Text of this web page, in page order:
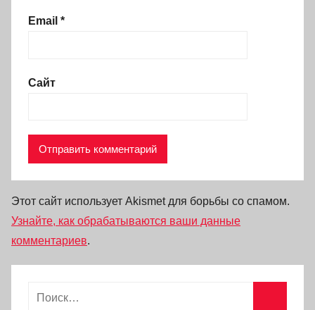
Email *
Сайт
Этот сайт использует Akismet для борьбы со спамом.
Узнайте, как обрабатываются ваши данные
комментариев.